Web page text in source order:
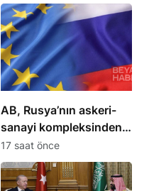
AB, Rusya’nın askeri-
sanayi kompleksinden 5
kişiye yaptırım uyguladı
17 saat önce